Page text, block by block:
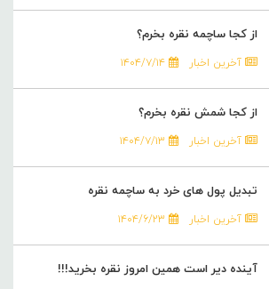
از کجا ساچمه نقره بخرم؟
آخرین اخبار ۱۴۰۴/۷/۱۴
از کجا شمش نقره بخرم؟
آخرین اخبار ۱۴۰۴/۷/۱۳
تبدیل پول های خرد به ساچمه نقره
آخرین اخبار ۱۴۰۴/۶/۲۳
آینده دیر است همین امروز نقره بخرید!!!